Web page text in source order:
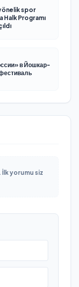
spor
Halk Programı
в Йошкар-
İlk yorumu siz